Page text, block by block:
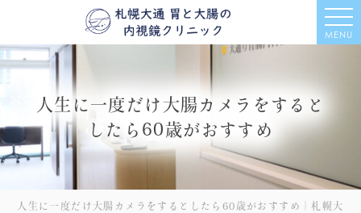
MENU
人生に一度だけ大腸カメラをすると
したら60歳がおすすめ
人生に一度だけ大腸カメラをするとしたら60歳がおすすめ｜札幌大